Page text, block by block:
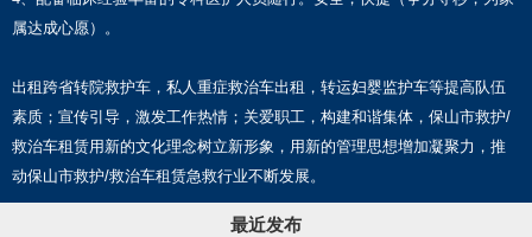
属达成心愿）。
出租跨省转院救护车，私人重症救治车出租，转运妇婴监护车等提高队伍
素质；宣传引导，激发工作热情；关爱职工，构建和谐集体，保山市救护/
救治车租赁用新的文化理念树立新形象，用新的管理思想增加凝聚力，推
动保山市救护/救治车租赁急救行业不断发展。
最近发布